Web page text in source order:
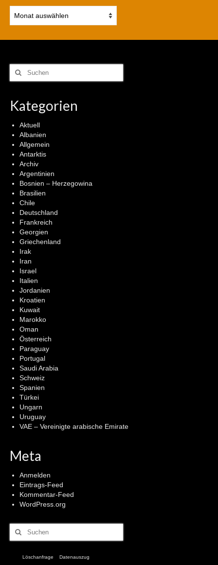
Archiv
Suchen
nach:
Kategorien
Aktuell
Albanien
Allgemein
Antarktis
Archiv
Argentinien
Bosnien – Herzegowina
Brasilien
Chile
Deutschland
Frankreich
Georgien
Griechenland
Irak
Iran
Israel
Italien
Jordanien
Kroatien
Kuwait
Marokko
Oman
Österreich
Paraguay
Portugal
Saudi Arabia
Schweiz
Spanien
Türkei
Ungarn
Uruguay
VAE – Vereinigte arabische Emirate
Meta
Anmelden
Eintrags-Feed
Kommentar-Feed
WordPress.org
Suchen
nach:
Löschanfrage Datenauszug